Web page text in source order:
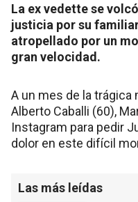
La ex vedette se
justicia por su
atropellado por un
gran velocidad.
A un mes de la trágica
Alberto Caballi (60),
Instagram para pedir
dolor en este difícil
Las más leídas